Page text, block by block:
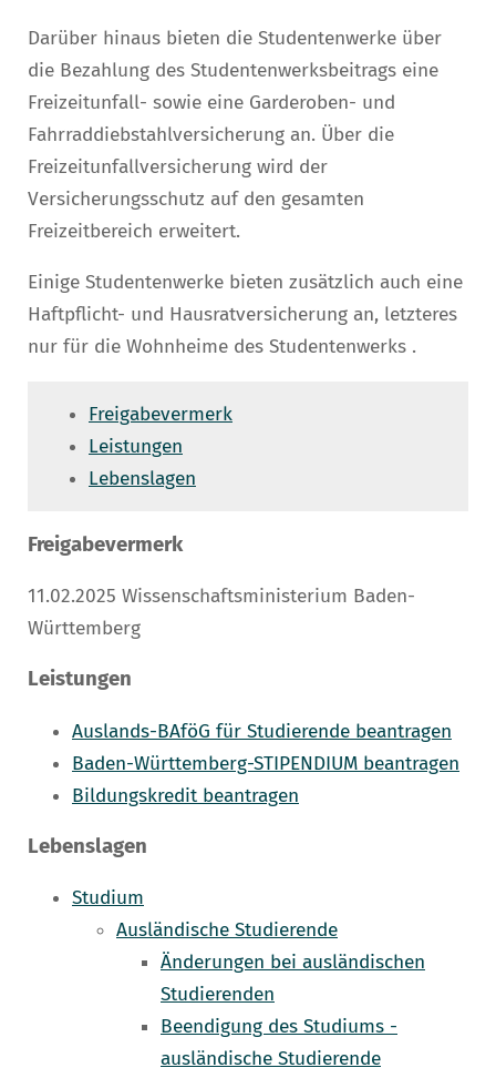
Darüber hinaus bieten die Studentenwerke über
die Bezahlung des Studentenwerksbeitrags eine
Freizeitunfall- sowie eine Garderoben- und
Fahrraddiebstahlversicherung an. Über die
Freizeitunfallversicherung wird der
Versicherungsschutz auf den gesamten
Freizeitbereich erweitert.
Einige Studentenwerke bieten zusätzlich auch eine
Haftpflicht- und Hausratversicherung an, letzteres
nur für die Wohnheime des Studentenwerks .
Freigabevermerk
Leistungen
Lebenslagen
Freigabevermerk
11.02.2025 Wissenschaftsministerium Baden-
Württemberg
Leistungen
Auslands-BAföG für Studierende beantragen
Baden-Württemberg-STIPENDIUM beantragen
Bildungskredit beantragen
Lebenslagen
Studium
Ausländische Studierende
Änderungen bei ausländischen
Studierenden
Beendigung des Studiums -
ausländische Studierende